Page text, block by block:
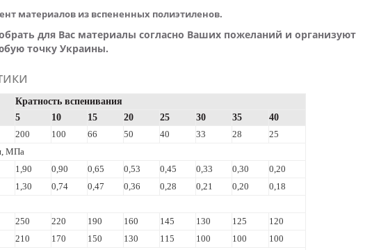
материалов из вспененных полиэтиленов.
для Вас материалы согласно Ваших пожеланий и организуют
точку Украины.
Кратность вспенивания
5
10 15 20 25 30 35
40
200 100 66 50 40 33 28
25
МПа
1,90 0,90 0,65 0,53 0,45 0,33 0,30
0,20
1,30 0,74 0,47 0,36 0,28 0,21 0,20
0,18
250 220 190 160 145 130 125
120
210 170 150 130 115 100 100
100